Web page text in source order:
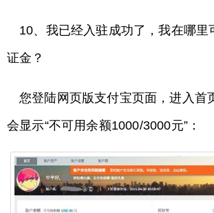
10、我已经入驻成功了，我在哪里
证金？
您登陆网页版支付宝页面，进入首
会显示“不可用余额1000/3000元”：